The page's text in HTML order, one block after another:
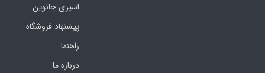
اسپری جانوین
پیشنهاد فروشگاه
راهنما
درباره ما